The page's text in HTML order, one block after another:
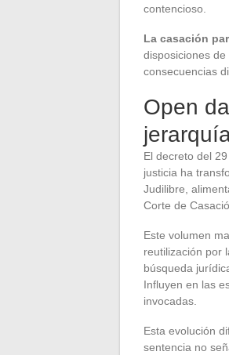
contencioso.
La casación
disposiciones
consecuencias
Open
El decreto del
justicia ha
Judilibre,
Corte de
Este volumen
reutilización por
búsqueda
Influyen en las
invocadas.
Esta evolución
sentencia no